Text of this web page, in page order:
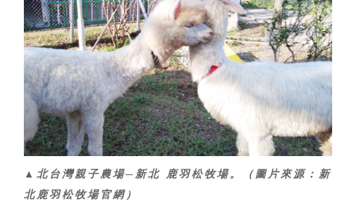
▲北台灣親子農場─新北 鹿羽松牧場。（圖片來源：新
北鹿羽松牧場官網）